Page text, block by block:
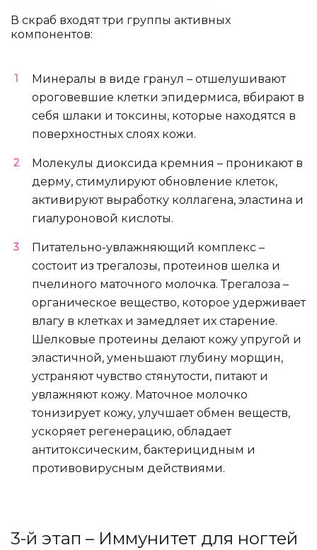
В скраб входят три группы активных
компонентов:
Минералы в виде гранул – отшелушивают
ороговевшие клетки эпидермиса, вбирают в
себя шлаки и токсины, которые находятся в
поверхностных слоях кожи.
Молекулы диоксида кремния – проникают в
дерму, стимулируют обновление клеток,
активируют выработку коллагена, эластина и
гиалуроновой кислоты.
Питательно-увлажняющий комплекс –
состоит из трегалозы, протеинов шелка и
пчелиного маточного молочка. Трегалоза –
органическое вещество, которое удерживает
влагу в клетках и замедляет их старение.
Шелковые протеины делают кожу упругой и
эластичной, уменьшают глубину морщин,
устраняют чувство стянутости, питают и
увлажняют кожу. Маточное молочко
тонизирует кожу, улучшает обмен веществ,
ускоряет регенерацию, обладает
антитоксическим, бактерицидным и
противовирусным действиями.
3-й этап – Иммунитет для ногтей